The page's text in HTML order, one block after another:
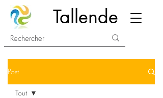
Tallende
Post
Tout